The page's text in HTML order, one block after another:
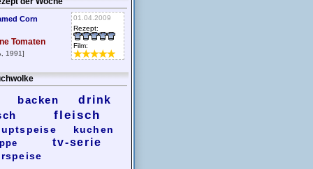
01.04.2009
Rezept:
Film:
Corn
Tomaten
1991]
backen
drink
fleisch
kuchen
tv-serie